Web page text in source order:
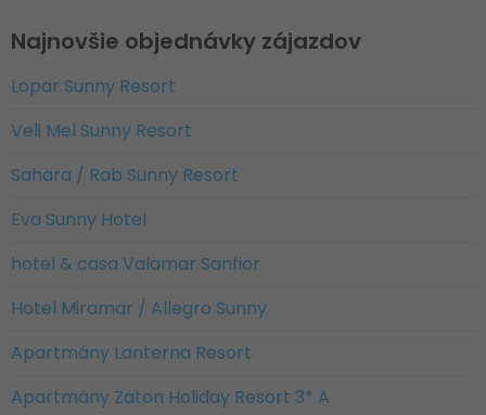
Najnovšie objednávky zájazdov
Lopar Sunny Resort
Veli Mel Sunny Resort
Sahara / Rab Sunny Resort
Eva Sunny Hotel
hotel & casa Valamar Sanfior
Hotel Miramar / Allegro Sunny
Apartmány Lanterna Resort
Apartmány Zaton Holiday Resort 3* A